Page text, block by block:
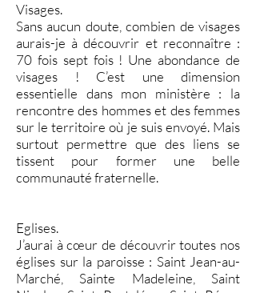
Visages.
Sans aucun doute, combien de visages
aurais-je à découvrir et reconnaître :
70 fois sept fois ! Une abondance de
visages ! C’est une dimension
essentielle dans mon ministère : la
rencontre des hommes et des femmes
sur le territoire où je suis envoyé. Mais
surtout permettre que des liens se
tissent pour former une belle
communauté fraternelle.
Eglises.
J’aurai à cœur de découvrir toutes nos
églises sur la paroisse : Saint Jean-au-
Marché, Sainte Madeleine, Saint